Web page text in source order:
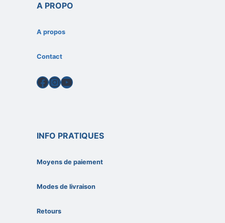
A PROPO
A propos
Contact
Facebook
Instagram
YouTube
INFO PRATIQUES
Moyens de paiement
Modes de livraison
Retours